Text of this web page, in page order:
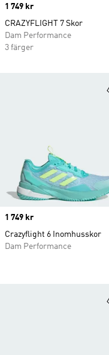
Price
1 749 kr
CRAZYFLIGHT 7 Skor
Dam Performance
3 färger
Price
1 749 kr
Crazyflight 6 Inomhusskor
Dam Performance